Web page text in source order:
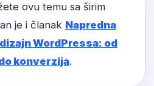
ovu temu sa širim
je i članak Napredna
WordPressa: od
konverzija.